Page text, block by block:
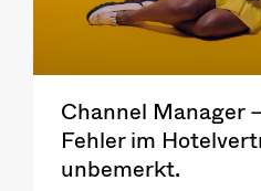
Channel Manager
Fehler im
unbemerkt.